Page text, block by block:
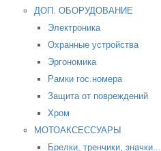
ДОП. ОБОРУДОВАНИЕ
Электроника
Охранные устройства
Эргономика
Рамки гос.номера
Защита от повреждений
Хром
МОТОАКСЕССУАРЫ
Брелки, тренчики, значки...